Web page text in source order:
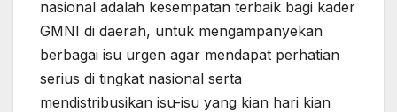
nasional adalah kesempatan terbaik bagi kader
GMNI di daerah, untuk mengampanyekan
berbagai isu urgen agar mendapat perhatian
serius di tingkat nasional serta
mendistribusikan isu-isu yang kian hari kian